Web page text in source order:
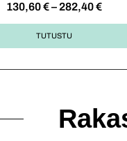
130,60€– 282,40€
TUTUSTU